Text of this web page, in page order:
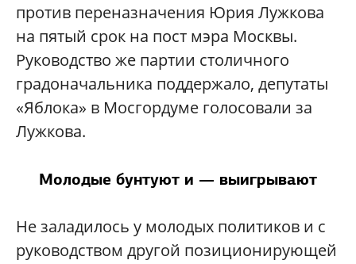
против переназначения Юрия Лужкова
на пятый срок на пост мэра Москвы.
Руководство же партии столичного
градоначальника поддержало, депутаты
«Яблока» в Мосгордуме голосовали за
Лужкова.
Молодые бунтуют и — выигрывают
Не заладилось у молодых политиков и с
руководством другой позиционирующей